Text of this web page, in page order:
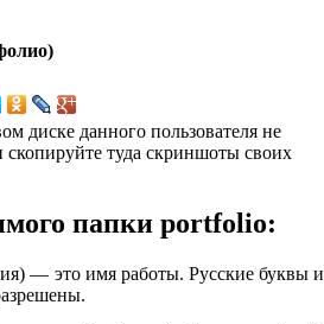
диске данного пользователя не
скопируйте туда скриншоты своих
папки port­fo­lio:
— это имя работы. Русские буквы и